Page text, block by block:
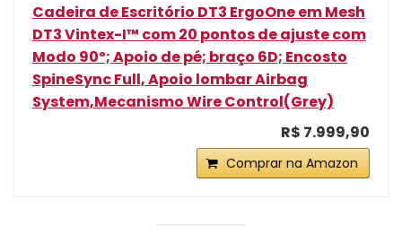
Cadeira de Escritório DT3 ErgoOne em Mesh
DT3 Vintex-I™ com 20 pontos de ajuste com
Modo 90º; Apoio de pé; braço 6D; Encosto
SpineSync Full, Apoio lombar Airbag
System,Mecanismo Wire Control(Grey)
R$ 7.999,90
Comprar na Amazon